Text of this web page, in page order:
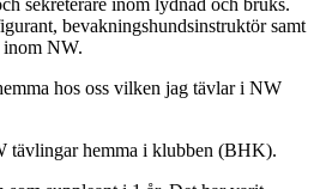
bevakningshundsinstruktör samt
inom NW.
hos oss vilken jag tävlar i NW
tävlingar hemma i klubben (BHK).